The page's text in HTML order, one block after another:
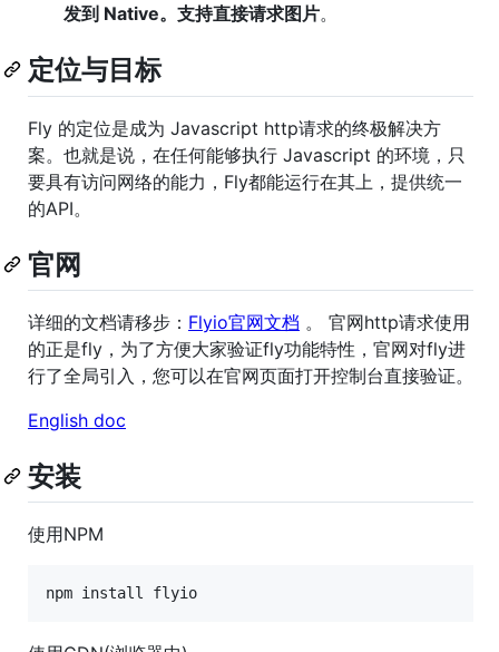
发到 Native。支持直接请求图片。
定位与目标
Fly 的定位是成为 Javascript http请求的终极解决方
案。也就是说，在任何能够执行 Javascript 的环境，只
要具有访问网络的能力，Fly都能运行在其上，提供统一
的API。
官网
详细的文档请移步： Flyio官网文档 。 官网http请求使用
的正是fly，为了方便大家验证fly功能特性，官网对fly进
行了全局引入，您可以在官网页面打开控制台直接验证。
English doc
安装
使用NPM
npm install flyio